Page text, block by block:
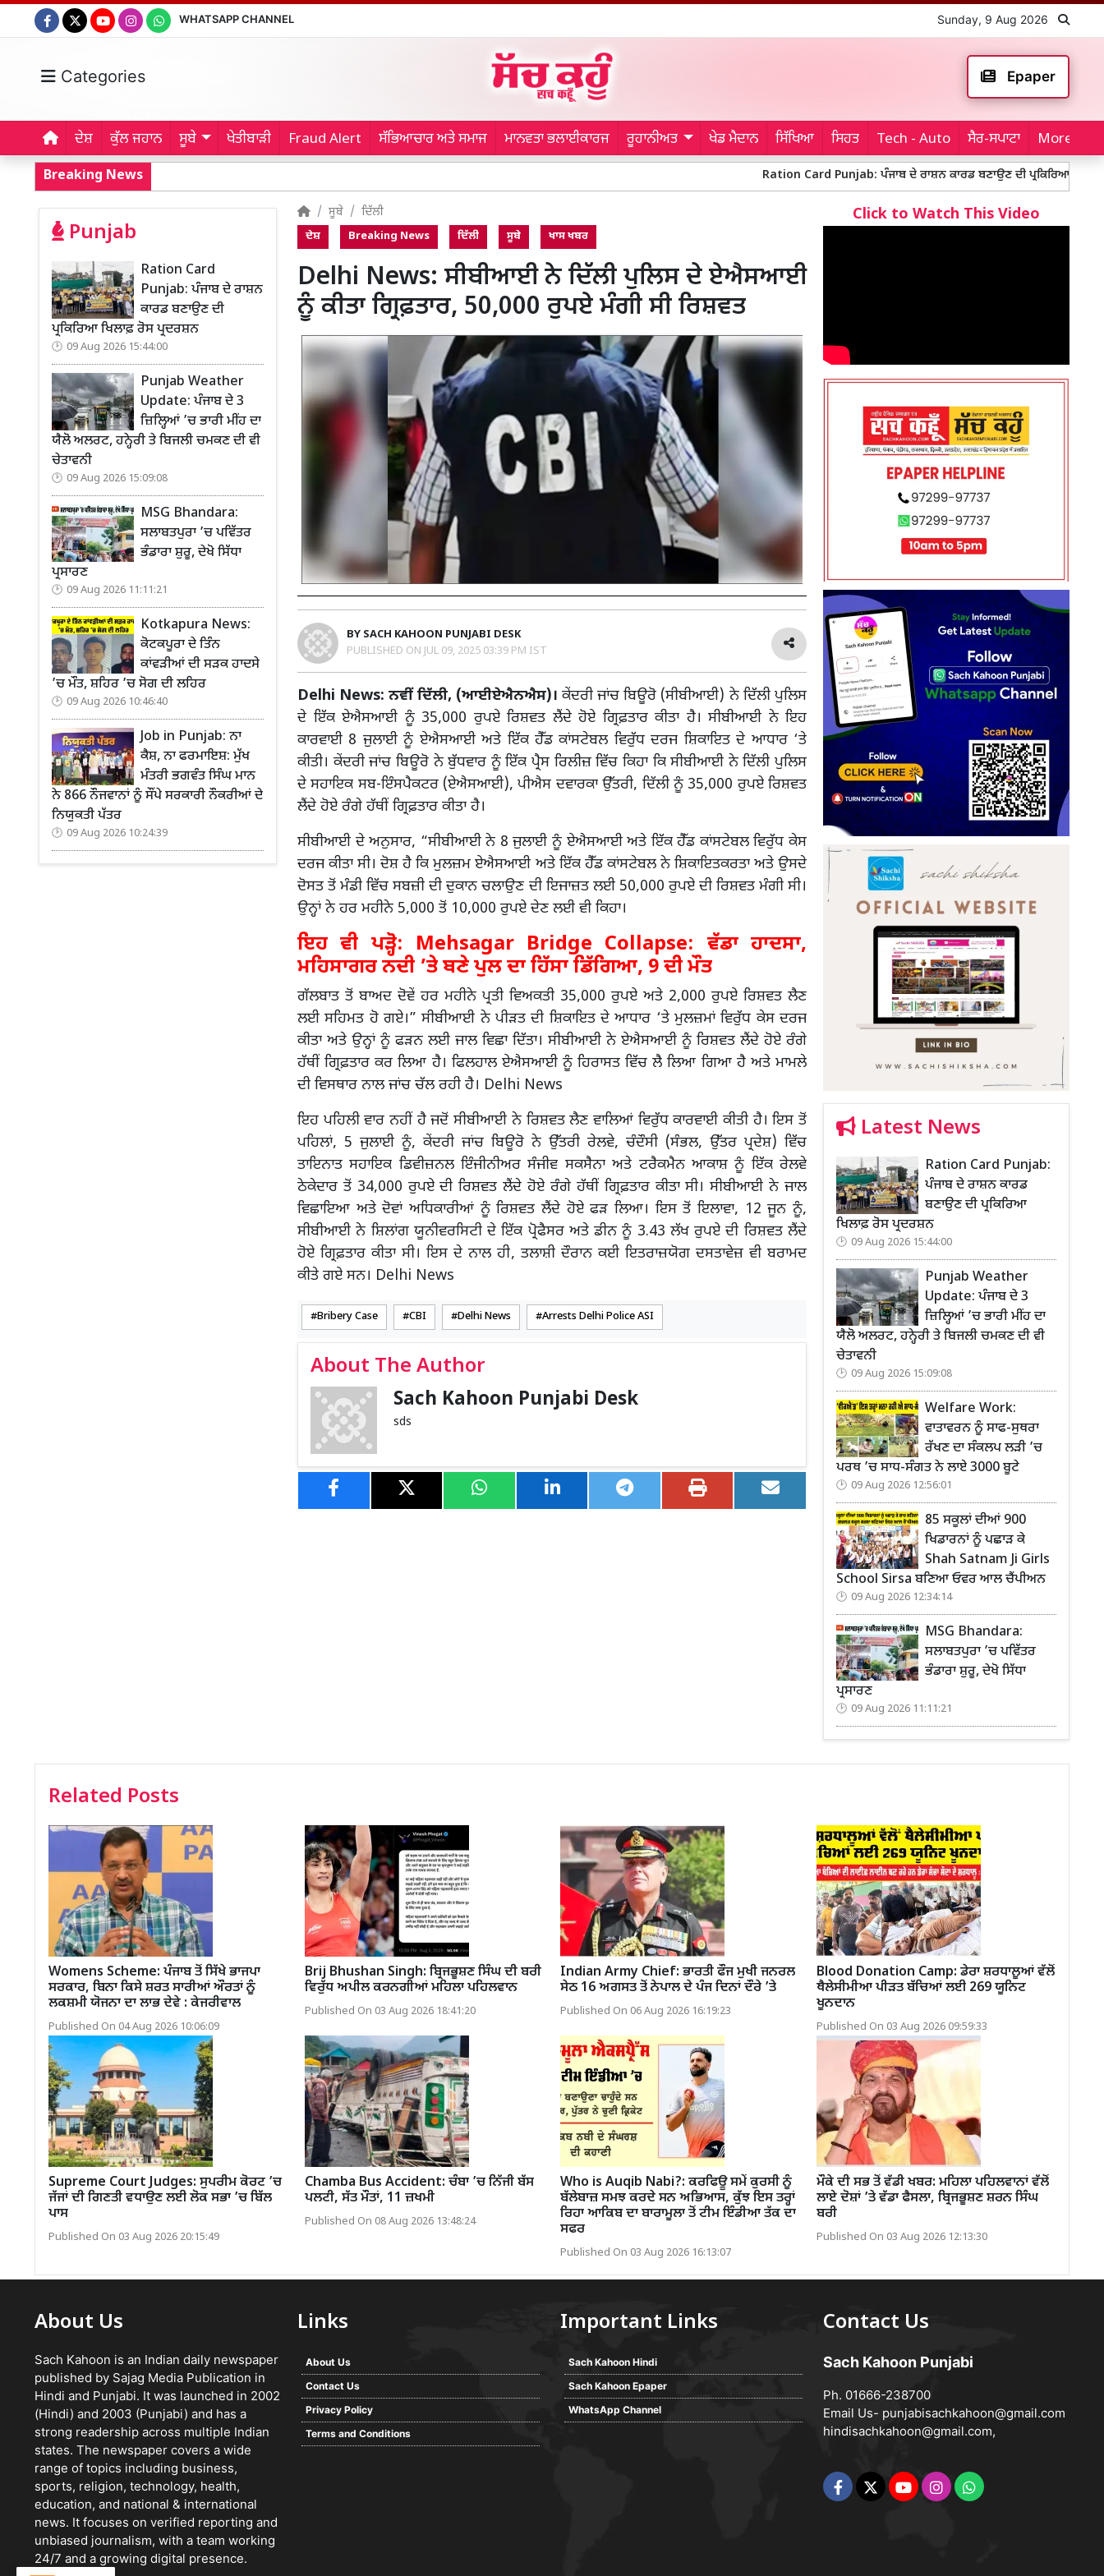
WHATSAPP CHANNEL Sunday, 9 Aug 2026
Categories Epaper
ਦੇਸ਼ ਕੁੱਲ ਜਹਾਨ ਸੂਬੇ ਖੇਤੀਬਾੜੀ Fraud Alert ਸੱਭਿਆਚਾਰ ਅਤੇ ਸਮਾਜ ਮਾਨਵਤਾ ਭਲਾਈਕਾਰਜ ਰੂਹਾਨੀਅਤ ਖੇਡ ਮੈਦਾਨ ਸਿੱਖਿਆ ਸਿਹਤ Tech - Auto ਸੈਰ-ਸਪਾਟਾ More...
Breaking News Ration Card Punjab: ਪੰਜਾਬ ਦੇ ਰਾਸ਼ਨ ਕਾਰਡ ਬਣਾਉਣ ਦੀ ਪ੍ਰਕਿਰਿਆ ਖਿਲਾਫ਼ ਰੋਸ
Punjab
Ration Card
Punjab: ਪੰਜਾਬ ਦੇ ਰਾਸ਼ਨ
ਕਾਰਡ ਬਣਾਉਣ ਦੀ
ਪ੍ਰਕਿਰਿਆ ਖਿਲਾਫ਼ ਰੋਸ ਪ੍ਰਦਰਸ਼ਨ
09 Aug 2026 15:44:00
Punjab Weather
Update: ਪੰਜਾਬ ਦੇ 3
ਜ਼ਿਲ੍ਹਿਆਂ ’ਚ ਭਾਰੀ ਮੀਂਹ ਦਾ
ਯੈਲੋ ਅਲਰਟ, ਹਨ੍ਹੇਰੀ ਤੇ ਬਿਜਲੀ ਚਮਕਣ ਦੀ ਵੀ
ਚੇਤਾਵਨੀ
09 Aug 2026 15:09:08
MSG Bhandara:
ਸਲਾਬਤਪੁਰਾ ’ਚ ਪਵਿੱਤਰ
ਭੰਡਾਰਾ ਸ਼ੁਰੂ, ਦੇਖੋ ਸਿੱਧਾ
ਪ੍ਰਸਾਰਣ
09 Aug 2026 11:11:21
Kotkapura News:
ਕੋਟਕਪੂਰਾ ਦੇ ਤਿੰਨ
ਕਾਂਵੜੀਆਂ ਦੀ ਸੜਕ ਹਾਦਸੇ
’ਚ ਮੌਤ, ਸ਼ਹਿਰ ’ਚ ਸੋਗ ਦੀ ਲਹਿਰ
09 Aug 2026 10:46:40
Job in Punjab: ਨਾ
ਕੈਸ਼, ਨਾ ਫਰਮਾਇਸ਼: ਮੁੱਖ
ਮੰਤਰੀ ਭਗਵੰਤ ਸਿੰਘ ਮਾਨ
ਨੇ 866 ਨੌਜਵਾਨਾਂ ਨੂੰ ਸੌਂਪੇ ਸਰਕਾਰੀ ਨੌਕਰੀਆਂ ਦੇ
ਨਿਯੁਕਤੀ ਪੱਤਰ
09 Aug 2026 10:24:39
ਸੂਬੇ ਦਿੱਲੀ
ਦੇਸ਼ Breaking News ਦਿੱਲੀ ਸੂਬੇ ਖਾਸ ਖਬਰ
Delhi News: ਸੀਬੀਆਈ ਨੇ ਦਿੱਲੀ ਪੁਲਿਸ ਦੇ ਏਐਸਆਈ
ਨੂੰ ਕੀਤਾ ਗ੍ਰਿਫ਼ਤਾਰ, 50,000 ਰੁਪਏ ਮੰਗੀ ਸੀ ਰਿਸ਼ਵਤ
BY SACH KAHOON PUNJABI DESK
PUBLISHED ON JUL 09, 2025 03:39 PM IST
Delhi News: ਨਵੀਂ ਦਿੱਲੀ, (ਆਈਏਐਨਐਸ)। ਕੇਂਦਰੀ ਜਾਂਚ ਬਿਊਰੋ (ਸੀਬੀਆਈ) ਨੇ ਦਿੱਲੀ ਪੁਲਿਸ
ਦੇ ਇੱਕ ਏਐਸਆਈ ਨੂੰ 35,000 ਰੁਪਏ ਰਿਸ਼ਵਤ ਲੈਂਦੇ ਹੋਏ ਗ੍ਰਿਫ਼ਤਾਰ ਕੀਤਾ ਹੈ। ਸੀਬੀਆਈ ਨੇ ਇਹ
ਕਾਰਵਾਈ 8 ਜੁਲਾਈ ਨੂੰ ਏਐਸਆਈ ਅਤੇ ਇੱਕ ਹੈੱਡ ਕਾਂਸਟੇਬਲ ਵਿਰੁੱਧ ਦਰਜ ਸ਼ਿਕਾਇਤ ਦੇ ਆਧਾਰ ‘ਤੇ
ਕੀਤੀ। ਕੇਂਦਰੀ ਜਾਂਚ ਬਿਊਰੋ ਨੇ ਬੁੱਧਵਾਰ ਨੂੰ ਇੱਕ ਪ੍ਰੈਸ ਰਿਲੀਜ਼ ਵਿੱਚ ਕਿਹਾ ਕਿ ਸੀਬੀਆਈ ਨੇ ਦਿੱਲੀ ਪੁਲਿਸ
ਦੇ ਸਹਾਇਕ ਸਬ-ਇੰਸਪੈਕਟਰ (ਏਐਸਆਈ), ਪੀਐਸ ਦਵਾਰਕਾ ਉੱਤਰੀ, ਦਿੱਲੀ ਨੂੰ 35,000 ਰੁਪਏ ਰਿਸ਼ਵਤ
ਲੈਂਦੇ ਹੋਏ ਰੰਗੇ ਹੱਥੀਂ ਗ੍ਰਿਫ਼ਤਾਰ ਕੀਤਾ ਹੈ।
ਸੀਬੀਆਈ ਦੇ ਅਨੁਸਾਰ, “ਸੀਬੀਆਈ ਨੇ 8 ਜੁਲਾਈ ਨੂੰ ਏਐਸਆਈ ਅਤੇ ਇੱਕ ਹੈੱਡ ਕਾਂਸਟੇਬਲ ਵਿਰੁੱਧ ਕੇਸ
ਦਰਜ ਕੀਤਾ ਸੀ। ਦੋਸ਼ ਹੈ ਕਿ ਮੁਲਜ਼ਮ ਏਐਸਆਈ ਅਤੇ ਇੱਕ ਹੈੱਡ ਕਾਂਸਟੇਬਲ ਨੇ ਸ਼ਿਕਾਇਤਕਰਤਾ ਅਤੇ ਉਸਦੇ
ਦੋਸਤ ਤੋਂ ਮੰਡੀ ਵਿੱਚ ਸਬਜ਼ੀ ਦੀ ਦੁਕਾਨ ਚਲਾਉਣ ਦੀ ਇਜਾਜ਼ਤ ਲਈ 50,000 ਰੁਪਏ ਦੀ ਰਿਸ਼ਵਤ ਮੰਗੀ ਸੀ।
ਉਨ੍ਹਾਂ ਨੇ ਹਰ ਮਹੀਨੇ 5,000 ਤੋਂ 10,000 ਰੁਪਏ ਦੇਣ ਲਈ ਵੀ ਕਿਹਾ।
ਇਹ ਵੀ ਪੜ੍ਹੋ: Mehsagar Bridge Collapse: ਵੱਡਾ ਹਾਦਸਾ,
ਮਹਿਸਾਗਰ ਨਦੀ ’ਤੇ ਬਣੇ ਪੁਲ ਦਾ ਹਿੱਸਾ ਡਿੱਗਿਆ, 9 ਦੀ ਮੌਤ
ਗੱਲਬਾਤ ਤੋਂ ਬਾਅਦ ਦੋਵੇਂ ਹਰ ਮਹੀਨੇ ਪ੍ਰਤੀ ਵਿਅਕਤੀ 35,000 ਰੁਪਏ ਅਤੇ 2,000 ਰੁਪਏ ਰਿਸ਼ਵਤ ਲੈਣ
ਲਈ ਸਹਿਮਤ ਹੋ ਗਏ।” ਸੀਬੀਆਈ ਨੇ ਪੀੜਤ ਦੀ ਸ਼ਿਕਾਇਤ ਦੇ ਆਧਾਰ ‘ਤੇ ਮੁਲਜ਼ਮਾਂ ਵਿਰੁੱਧ ਕੇਸ ਦਰਜ
ਕੀਤਾ ਅਤੇ ਉਨ੍ਹਾਂ ਨੂੰ ਫੜਨ ਲਈ ਜਾਲ ਵਿਛਾ ਦਿੱਤਾ। ਸੀਬੀਆਈ ਨੇ ਏਐਸਆਈ ਨੂੰ ਰਿਸ਼ਵਤ ਲੈਂਦੇ ਹੋਏ ਰੰਗੇ
ਹੱਥੀਂ ਗ੍ਰਿਫ਼ਤਾਰ ਕਰ ਲਿਆ ਹੈ। ਫਿਲਹਾਲ ਏਐਸਆਈ ਨੂੰ ਹਿਰਾਸਤ ਵਿੱਚ ਲੈ ਲਿਆ ਗਿਆ ਹੈ ਅਤੇ ਮਾਮਲੇ
ਦੀ ਵਿਸਥਾਰ ਨਾਲ ਜਾਂਚ ਚੱਲ ਰਹੀ ਹੈ। Delhi News
ਇਹ ਪਹਿਲੀ ਵਾਰ ਨਹੀਂ ਹੈ ਜਦੋਂ ਸੀਬੀਆਈ ਨੇ ਰਿਸ਼ਵਤ ਲੈਣ ਵਾਲਿਆਂ ਵਿਰੁੱਧ ਕਾਰਵਾਈ ਕੀਤੀ ਹੈ। ਇਸ ਤੋਂ
ਪਹਿਲਾਂ, 5 ਜੁਲਾਈ ਨੂੰ, ਕੇਂਦਰੀ ਜਾਂਚ ਬਿਊਰੋ ਨੇ ਉੱਤਰੀ ਰੇਲਵੇ, ਚੰਦੌਸੀ (ਸੰਭਲ, ਉੱਤਰ ਪ੍ਰਦੇਸ਼) ਵਿੱਚ
ਤਾਇਨਾਤ ਸਹਾਇਕ ਡਿਵੀਜ਼ਨਲ ਇੰਜੀਨੀਅਰ ਸੰਜੀਵ ਸਕਸੈਨਾ ਅਤੇ ਟਰੈਕਮੈਨ ਆਕਾਸ਼ ਨੂੰ ਇੱਕ ਰੇਲਵੇ
ਠੇਕੇਦਾਰ ਤੋਂ 34,000 ਰੁਪਏ ਦੀ ਰਿਸ਼ਵਤ ਲੈਂਦੇ ਹੋਏ ਰੰਗੇ ਹੱਥੀਂ ਗ੍ਰਿਫ਼ਤਾਰ ਕੀਤਾ ਸੀ। ਸੀਬੀਆਈ ਨੇ ਜਾਲ
ਵਿਛਾਇਆ ਅਤੇ ਦੋਵਾਂ ਅਧਿਕਾਰੀਆਂ ਨੂੰ ਰਿਸ਼ਵਤ ਲੈਂਦੇ ਹੋਏ ਫੜ ਲਿਆ। ਇਸ ਤੋਂ ਇਲਾਵਾ, 12 ਜੂਨ ਨੂੰ,
ਸੀਬੀਆਈ ਨੇ ਸ਼ਿਲਾਂਗ ਯੂਨੀਵਰਸਿਟੀ ਦੇ ਇੱਕ ਪ੍ਰੋਫੈਸਰ ਅਤੇ ਡੀਨ ਨੂੰ 3.43 ਲੱਖ ਰੁਪਏ ਦੀ ਰਿਸ਼ਵਤ ਲੈਂਦੇ
ਹੋਏ ਗ੍ਰਿਫ਼ਤਾਰ ਕੀਤਾ ਸੀ। ਇਸ ਦੇ ਨਾਲ ਹੀ, ਤਲਾਸ਼ੀ ਦੌਰਾਨ ਕਈ ਇਤਰਾਜ਼ਯੋਗ ਦਸਤਾਵੇਜ਼ ਵੀ ਬਰਾਮਦ
ਕੀਤੇ ਗਏ ਸਨ। Delhi News
Bribery Case CBI Delhi News Arrests Delhi Police ASI
About The Author
Sach Kahoon Punjabi Desk
sds
Click to Watch This Video
Latest News
Ration Card Punjab:
ਪੰਜਾਬ ਦੇ ਰਾਸ਼ਨ ਕਾਰਡ
ਬਣਾਉਣ ਦੀ ਪ੍ਰਕਿਰਿਆ
ਖਿਲਾਫ਼ ਰੋਸ ਪ੍ਰਦਰਸ਼ਨ
09 Aug 2026 15:44:00
Punjab Weather
Update: ਪੰਜਾਬ ਦੇ 3
ਜ਼ਿਲ੍ਹਿਆਂ ’ਚ ਭਾਰੀ ਮੀਂਹ ਦਾ
ਯੈਲੋ ਅਲਰਟ, ਹਨ੍ਹੇਰੀ ਤੇ ਬਿਜਲੀ ਚਮਕਣ ਦੀ ਵੀ
ਚੇਤਾਵਨੀ
09 Aug 2026 15:09:08
Welfare Work:
ਵਾਤਾਵਰਨ ਨੂੰ ਸਾਫ-ਸੁਥਰਾ
ਰੱਖਣ ਦਾ ਸੰਕਲਪ ਲੜੀ ’ਚ
ਪਰਥ ’ਚ ਸਾਧ-ਸੰਗਤ ਨੇ ਲਾਏ 3000 ਬੂਟੇ
09 Aug 2026 12:56:01
85 ਸਕੂਲਾਂ ਦੀਆਂ 900
ਖਿਡਾਰਨਾਂ ਨੂੰ ਪਛਾੜ ਕੇ
Shah Satnam Ji Girls
School Sirsa ਬਣਿਆ ਓਵਰ ਆਲ ਚੈਂਪੀਅਨ
09 Aug 2026 12:34:14
MSG Bhandara:
ਸਲਾਬਤਪੁਰਾ ’ਚ ਪਵਿੱਤਰ
ਭੰਡਾਰਾ ਸ਼ੁਰੂ, ਦੇਖੋ ਸਿੱਧਾ
ਪ੍ਰਸਾਰਣ
09 Aug 2026 11:11:21
Related Posts
Womens Scheme: ਪੰਜਾਬ ਤੋਂ ਸਿੱਖੇ ਭਾਜਪਾ
ਸਰਕਾਰ, ਬਿਨਾ ਕਿਸੇ ਸ਼ਰਤ ਸਾਰੀਆਂ ਔਰਤਾਂ ਨੂੰ
ਲਕਸ਼ਮੀ ਯੋਜਨਾ ਦਾ ਲਾਭ ਦੇਵੇ : ਕੇਜਰੀਵਾਲ
Published On 04 Aug 2026 10:06:09
Brij Bhushan Singh: ਬ੍ਰਿਜਭੂਸ਼ਣ ਸਿੰਘ ਦੀ ਬਰੀ
ਵਿਰੁੱਧ ਅਪੀਲ ਕਰਨਗੀਆਂ ਮਹਿਲਾ ਪਹਿਲਵਾਨ
Published On 03 Aug 2026 18:41:20
Indian Army Chief: ਭਾਰਤੀ ਫੌਜ ਮੁਖੀ ਜਨਰਲ
ਸੇਠ 16 ਅਗਸਤ ਤੋਂ ਨੇਪਾਲ ਦੇ ਪੰਜ ਦਿਨਾਂ ਦੌਰੇ ’ਤੇ
Published On 06 Aug 2026 16:19:23
Blood Donation Camp: ਡੇਰਾ ਸ਼ਰਧਾਲੂਆਂ ਵੱਲੋਂ
ਥੈਲੇਸੀਮੀਆ ਪੀੜਤ ਬੱਚਿਆਂ ਲਈ 269 ਯੂਨਿਟ
ਖੂਨਦਾਨ
Published On 03 Aug 2026 09:59:33
Supreme Court Judges: ਸੁਪਰੀਮ ਕੋਰਟ ’ਚ
ਜੱਜਾਂ ਦੀ ਗਿਣਤੀ ਵਧਾਉਣ ਲਈ ਲੋਕ ਸਭਾ ’ਚ ਬਿੱਲ
ਪਾਸ
Published On 03 Aug 2026 20:15:49
Chamba Bus Accident: ਚੰਬਾ ’ਚ ਨਿੱਜੀ ਬੱਸ
ਪਲਟੀ, ਸੱਤ ਮੌਤਾਂ, 11 ਜ਼ਖਮੀ
Published On 08 Aug 2026 13:48:24
Who is Auqib Nabi?: ਕਰਫਿਊ ਸਮੇਂ ਕੁਰਸੀ ਨੂੰ
ਬੱਲੇਬਾਜ਼ ਸਮਝ ਕਰਦੇ ਸਨ ਅਭਿਆਸ, ਕੁੱਝ ਇਸ ਤਰ੍ਹਾਂ
ਰਿਹਾ ਆਕਿਬ ਦਾ ਬਾਰਾਮੂਲਾ ਤੋਂ ਟੀਮ ਇੰਡੀਆ ਤੱਕ ਦਾ
ਸਫਰ
Published On 03 Aug 2026 16:13:07
ਮੌਕੇ ਦੀ ਸਭ ਤੋਂ ਵੱਡੀ ਖਬਰ: ਮਹਿਲਾ ਪਹਿਲਵਾਨਾਂ ਵੱਲੋਂ
ਲਾਏ ਦੋਸ਼ਾਂ ’ਤੇ ਵੱਡਾ ਫੈਸਲਾ, ਬ੍ਰਿਜਭੂਸ਼ਣ ਸ਼ਰਨ ਸਿੰਘ
ਬਰੀ
Published On 03 Aug 2026 12:13:30
About Us
Sach Kahoon is an Indian daily newspaper
published by Sajag Media Publication in
Hindi and Punjabi. It was launched in 2002
(Hindi) and 2003 (Punjabi) and has a
strong readership across multiple Indian
states. The newspaper covers a wide
range of topics including business,
sports, religion, technology, health,
education, and national & international
news. It focuses on verified reporting and
unbiased journalism, with a team working
24/7 and a growing digital presence.
Links
About Us
Contact Us
Privacy Policy
Terms and Conditions
Important Links
Sach Kahoon Hindi
Sach Kahoon Epaper
WhatsApp Channel
Contact Us
Sach Kahoon Punjabi
Ph. 01666-238700
Email Us- punjabisachkahoon@gmail.com
hindisachkahoon@gmail.com,